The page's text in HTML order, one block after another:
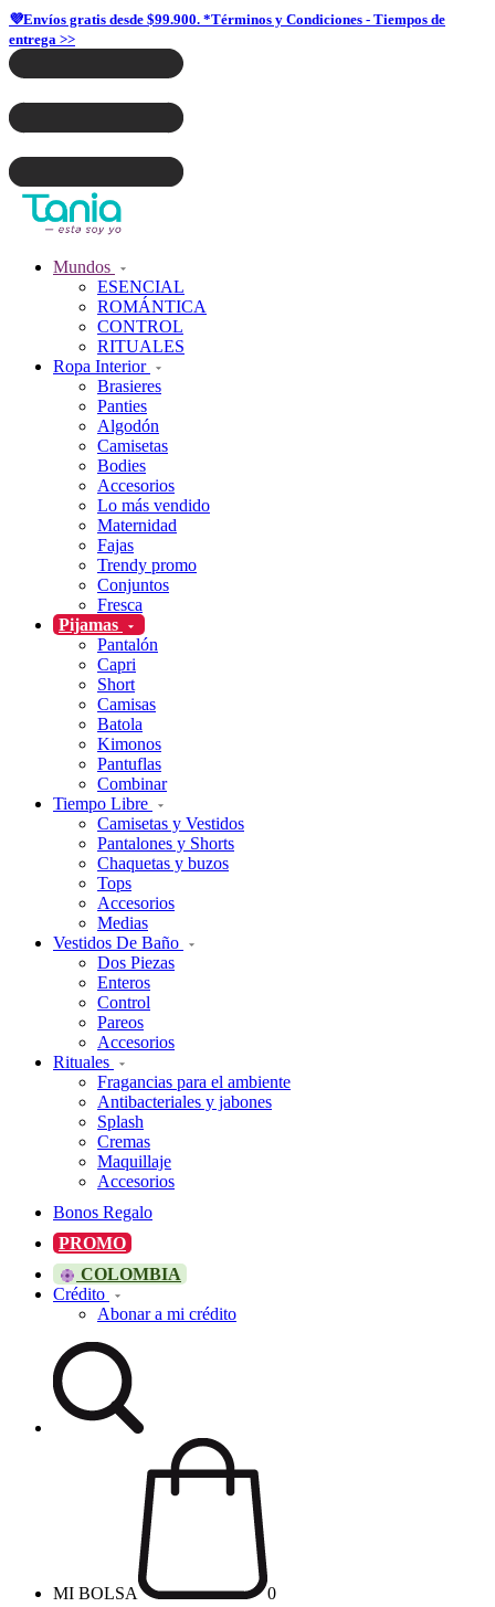
💜Envíos gratis desde $99.900. *Términos y Condiciones - Tiempos de
entrega >>
Mundos
ESENCIAL
ROMÁNTICA
CONTROL
RITUALES
Ropa Interior
Brasieres
Panties
Algodón
Camisetas
Bodies
Accesorios
Lo más vendido
Maternidad
Fajas
Trendy promo
Conjuntos
Fresca
Pijamas
Pantalón
Capri
Short
Camisas
Batola
Kimonos
Pantuflas
Combinar
Tiempo Libre
Camisetas y Vestidos
Pantalones y Shorts
Chaquetas y buzos
Tops
Accesorios
Medias
Vestidos De Baño
Dos Piezas
Enteros
Control
Pareos
Accesorios
Rituales
Fragancias para el ambiente
Antibacteriales y jabones
Splash
Cremas
Maquillaje
Accesorios
Bonos Regalo
PROMO
COLOMBIA
Crédito
Abonar a mi crédito
MI BOLSA 0